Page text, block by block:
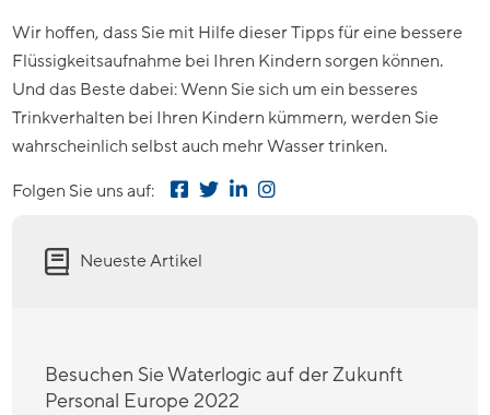
Neueste Artikel
Besuchen Sie Waterlogic auf der Zukunft
Personal Europe 2022
Wir hoffen, dass Sie mit Hilfe dieser Tipps für eine bessere
Flüssigkeitsaufnahme bei Ihren Kindern sorgen können.
Und das Beste dabei: Wenn Sie sich um ein besseres
Trinkverhalten bei Ihren Kindern kümmern, werden Sie
wahrscheinlich selbst auch mehr Wasser trinken.
Folgen Sie uns auf: